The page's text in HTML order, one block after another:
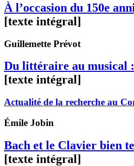
À l’occasion du 150e
[texte intégral]
Guillemette Prévot
Du littéraire au musical :
[texte intégral]
Actualité de la recherche au
Émile Jobin
Bach et le Clavier bien
[texte intégral]